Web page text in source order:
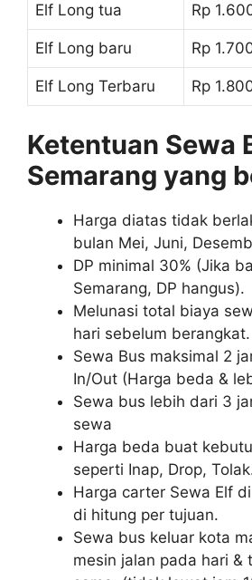
Elf Long tua Rp
Elf Long baru Rp
Elf Long Terbaru Rp
Ketentuan Sewa
Semarang yang
Harga diatas tidak
bulan Mei, Juni,
DP minimal 30% (Jika
Semarang, DP hangus).
Melunasi total biaya
hari sebelum
Sewa Bus maksimal 2
In/Out (Harga beda &
Sewa bus lebih dari 3
sewa
Harga beda buat
seperti Inap, Drop,
Harga carter Sewa Elf
di hitung per tujuan.
Sewa bus keluar kota
mesin jalan pada hari &